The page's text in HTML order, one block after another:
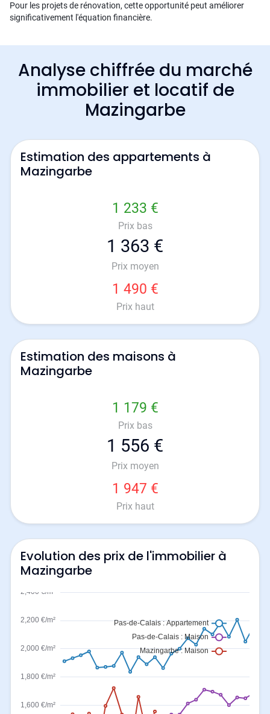
Pour les projets de rénovation, cette opportunité peut améliorer
significativement l'équation financière.
Analyse chiffrée du marché
immobilier et locatif de
Mazingarbe
Estimation des appartements à
Mazingarbe
1 233 €
Prix bas
1 363 €
Prix moyen
1 490 €
Prix haut
Estimation des maisons à
Mazingarbe
1 179 €
Prix bas
1 556 €
Prix moyen
1 947 €
Prix haut
Evolution des prix de l'immobilier à
Mazingarbe